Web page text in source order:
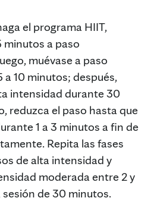
el programa HIIT,
a paso
muévase a paso
10 minutos; después,
intensidad durante 30
reduzca el paso hasta que
1 a 3 minutos a fin de
Repita las fases
de alta intensidad y
moderada entre 2 y
de 30 minutos.